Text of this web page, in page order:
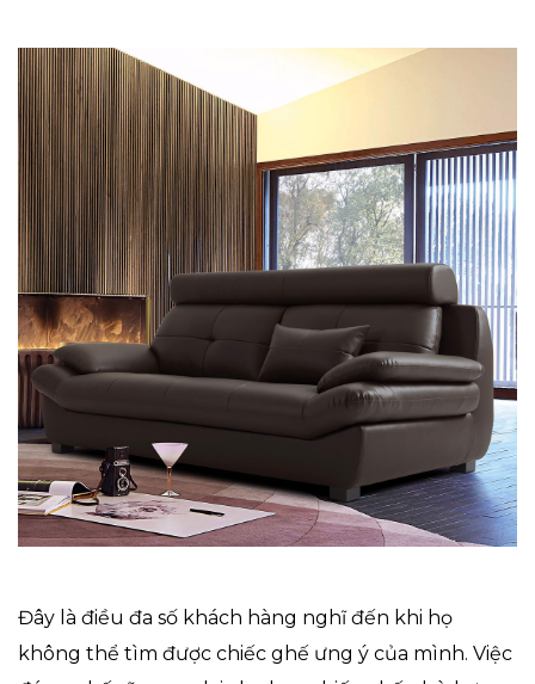
Đây là điều đa số khách hàng nghĩ đến khi họ
không thể tìm được chiếc ghế ưng ý của mình. Việc